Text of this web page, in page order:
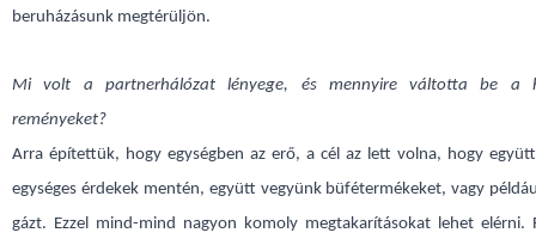
beruházásunk megtérüljön.
Mi volt a partnerhálózat lényege, és mennyire váltotta be a
reményeket?
Arra építettük, hogy egységben az erő, a cél az lett volna, hogy
egységes érdekek mentén, együtt vegyünk büfétermékeket, vagy
gázt. Ezzel mind-mind nagyon komoly megtakarításokat lehet elérni.